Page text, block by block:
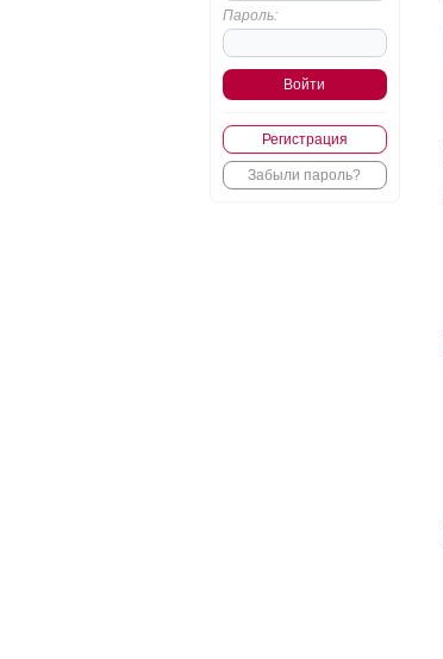
Пароль:
Регистрация
Забыли пароль?